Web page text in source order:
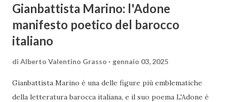
Gianbattista Marino: l'Adone
manifesto poetico del barocco
italiano
di Alberto Valentino Grasso gennaio 03, 2025
Gianbattista Marino è una delle figure più emblematiche
della letteratura barocca italiana, e il suo poema L'Adone è